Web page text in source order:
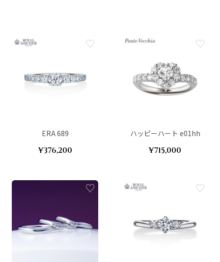
ERA 689
¥376,200
ハッピーハート e01hh
¥715,000